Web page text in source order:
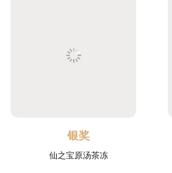
银奖
仙之宝原汤茶冻